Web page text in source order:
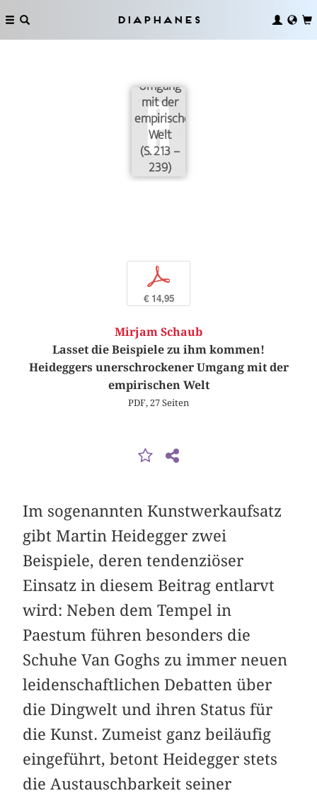
Diaphanes
zu ihm
kommen!
Umgang
mit der
empirischen
Welt
(S. 213 –
239)
p
€ 14,95
Mirjam Schaub
Lasset die Beispiele zu ihm kommen!
Heideggers unerschrockener Umgang mit der
empirischen Welt
PDF, 27 Seiten
Im sogenannten Kunstwerkaufsatz
gibt Martin Heidegger zwei
Beispiele, deren tendenziöser
Einsatz in diesem Beitrag entlarvt
wird: Neben dem Tempel in
Paestum führen besonders die
Schuhe Van Goghs zu immer neuen
leidenschaftlichen Debatten über
die Dingwelt und ihren Status für
die Kunst. Zumeist ganz beiläufig
eingeführt, betont Heidegger stets
die Austauschbarkeit seiner